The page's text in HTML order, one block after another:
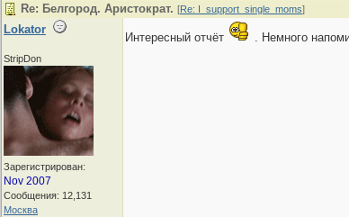
Re: Белгород. Аристократ. [Re: I_support_single_moms]
Lokator
StripDon
Зарегистрирован:
Nov 2007
Сообщения: 12,131
Москва
Интересный отчёт . Немного